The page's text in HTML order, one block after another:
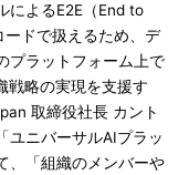
によるE2E（End to
ドで扱えるため、デ
プラットフォーム上で
戦略の実現を支援す
取締役社長 カント
ユニバーサルAIプラッ
、「組織のメンバーや